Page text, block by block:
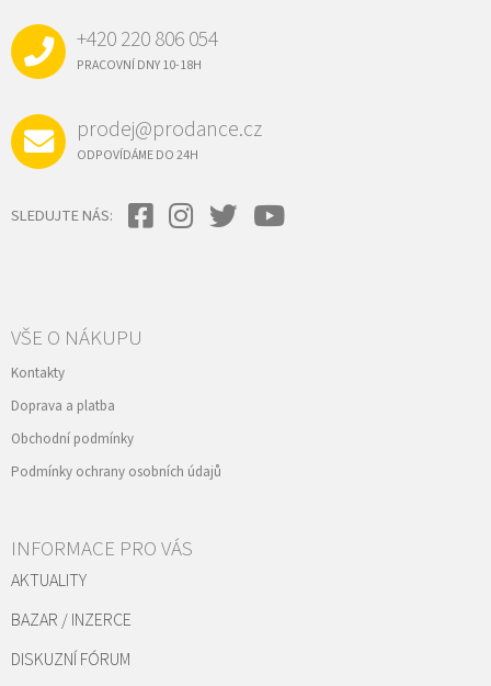
+420 220 806 054
PRACOVNÍ DNY 10-18H
prodej@prodance.cz
ODPOVÍDÁME DO 24H
SLEDUJTE NÁS:
VŠE O NÁKUPU
Kontakty
Doprava a platba
Obchodní podmínky
Podmínky ochrany osobních údajů
INFORMACE PRO VÁS
AKTUALITY
BAZAR / INZERCE
DISKUZNÍ FÓRUM